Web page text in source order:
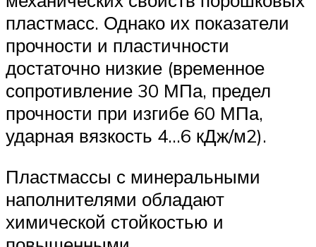
пластмасс. Однако их показатели
прочности и пластичности
достаточно низкие (временное
сопротивление 30 МПа, предел
прочности при изгибе 60 МПа,
ударная вязкость 4…6 кДж/м2).
Пластмассы с минеральными
наполнителями обладают
химической стойкостью и